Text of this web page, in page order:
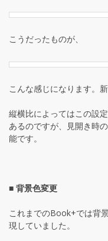
こうだったものが、
こんな感じになります。
縦横比によってはこの設
あるのですが、見開き時
能です。
■ 背景色変更
これまでのBook+では背
現していました。